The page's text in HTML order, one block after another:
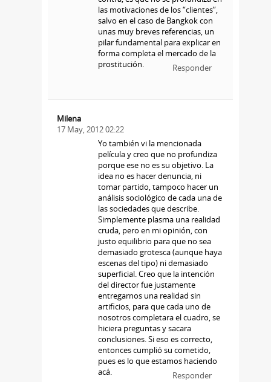
las motivaciones de los “clientes”,
salvo en el caso de Bangkok con
unas muy breves referencias, un
pilar fundamental para explicar en
forma completa el mercado de la
prostitución.
Responder
Milena
17 May, 2012 02:22
Yo también vi la mencionada
película y creo que no profundiza
porque ese no es su objetivo. La
idea no es hacer denuncia, ni
tomar partido, tampoco hacer un
análisis sociológico de cada una de
las sociedades que describe.
Simplemente plasma una realidad
cruda, pero en mi opinión, con
justo equilibrio para que no sea
demasiado grotesca (aunque haya
escenas del tipo) ni demasiado
superficial. Creo que la intención
del director fue justamente
entregarnos una realidad sin
artificios, para que cada uno de
nosotros completara el cuadro, se
hiciera preguntas y sacara
conclusiones. Si eso es correcto,
entonces cumplió su cometido,
pues es lo que estamos haciendo
acá.
Responder